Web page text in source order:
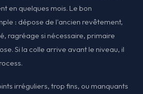
en quelques mois. Le bon
: dépose de l'ancien revêtement,
ragréage si nécessaire, primaire
Si la colle arrive avant le niveau, il
irréguliers, trop fins, ou manquants